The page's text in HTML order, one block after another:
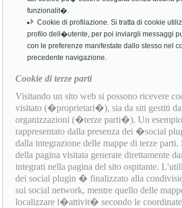
funzionalit�.
Cookie di profilazione. Si tratta di cookie
profilo dell�utente, per poi inviargli messaggi
con le preferenze manifestate dallo stesso nel
precedente navigazione.
Cookie di terze parti
Visitando un sito web si possono ricevere
visitato (�proprietari�), sia da siti gestiti da
organizzazioni (�terze parti�). Un
rappresentato dalla presenza dei �social
dalla integrazione delle mappe di terze parti.
della pagina visitata generate direttamente
integrati nella pagina del sito ospitante.
dei social plugin � finalizzato alla
sui social network, mentre quello delle
localizzare l�attivit� secondo le